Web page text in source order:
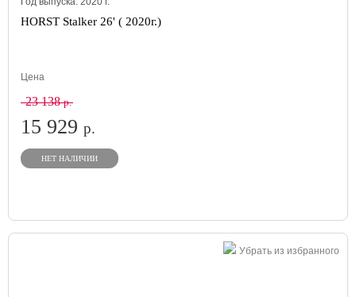
HORST Stalker 26' ( 2020г.)
Цена
23 138р.
15 929 р.
НЕТ НАЛИЧИИ
Убрать из избранного